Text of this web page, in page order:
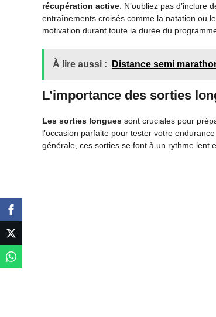
récupération active. N’oubliez pas
entraînements croisés comme la natation ou
motivation durant toute la durée du
À lire aussi : Distance semi
L’importance des sorties
Les sorties longues sont cruciales pour
l’occasion parfaite pour tester votre
générale, ces sorties se font à un rythme lent